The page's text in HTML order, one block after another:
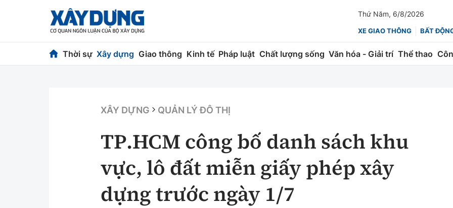
Thứ Năm, 6/8/2026
XE GIAO THÔNG BẤT
Thời sự Xây dựng Giao thông Kinh tế Pháp luật Chất lượng sống Văn hóa - Giải trí Thể thao
Chuyện dọc đường
Chỉ đạo điều hành
Vật liệu xây dựng
Giám định chất lượng
Quản lý đô thị
Hàng không
Đường sắt
Đường sắt tốc độ cao
Chứng khoán
Bảo hiểm
XÂY DỰNG QUẢN LÝ ĐÔ THỊ
TP.HCM công bố danh sách khu
vực, lô đất miễn giấy phép xây
dựng trước ngày 1/7